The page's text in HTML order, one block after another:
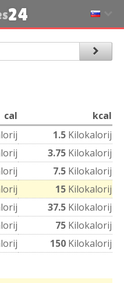
24
cal
kcal
1.5 Kilokalorij
3.75 Kilokalorij
7.5 Kilokalorij
15 Kilokalorij
37.5 Kilokalorij
75 Kilokalorij
150 Kilokalorij